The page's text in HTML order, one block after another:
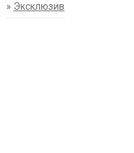
» Эксклюзив